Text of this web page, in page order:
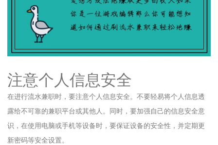
注意个人信息安全
在进行流水兼职时，要注意个人信息安全。不要轻易将个人信息透
露给不可靠的兼职平台或其他人。同时，要加强自己的信息安全意
识，在使用电脑或手机等设备时，要保证设备的安全性，并定期更
新密码等安全设置。